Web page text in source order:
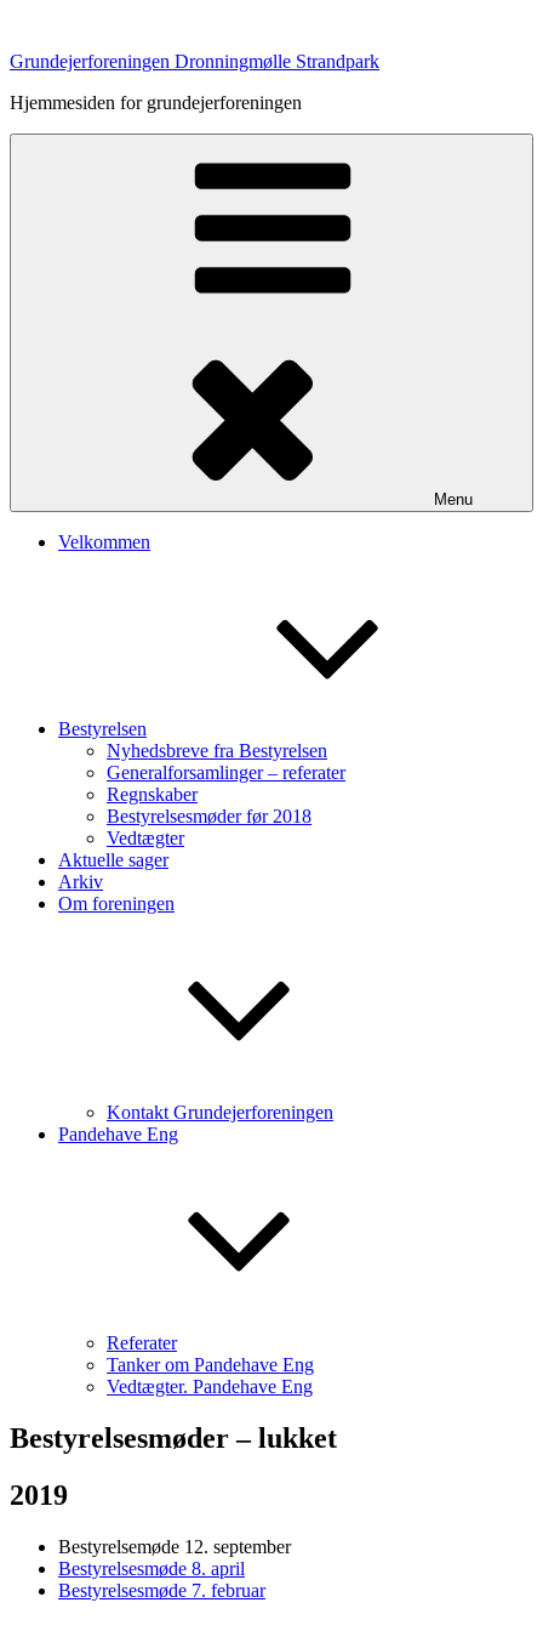
indhold
Grundejerforeningen Dronningmølle Strandpark
Hjemmesiden for grundejerforeningen
Menu
Velkommen
Bestyrelsen
Nyhedsbreve fra Bestyrelsen
Generalforsamlinger – referater
Regnskaber
Bestyrelsesmøder før 2018
Vedtægter
Aktuelle sager
Arkiv
Om foreningen
Kontakt Grundejerforeningen
Pandehave Eng
Referater
Tanker om Pandehave Eng
Vedtægter. Pandehave Eng
Bestyrelsesmøder – lukket
2019
Bestyrelsemøde 12. september
Bestyrelsesmøde 8. april
Bestyrelsesmøde 7. februar